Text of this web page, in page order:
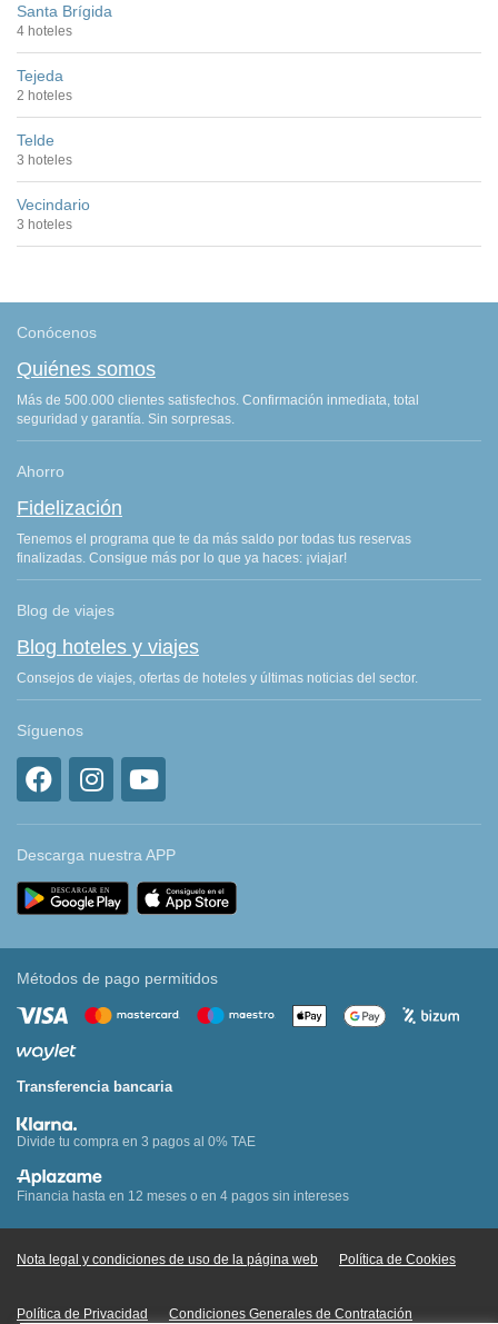
Santa Brígida
4 hoteles
Tejeda
2 hoteles
Telde
3 hoteles
Vecindario
3 hoteles
Conócenos
Quiénes somos
Más de 500.000 clientes satisfechos. Confirmación inmediata, total
seguridad y garantía. Sin sorpresas.
Ahorro
Fidelización
Tenemos el programa que te da más saldo por todas tus reservas
finalizadas. Consigue más por lo que ya haces: ¡viajar!
Blog de viajes
Blog hoteles y viajes
Consejos de viajes, ofertas de hoteles y últimas noticias del sector.
Síguenos
Descarga nuestra APP
Métodos de pago permitidos
Transferencia bancaria
Divide tu compra en 3 pagos al 0% TAE
Financia hasta en 12 meses o en 4 pagos sin intereses
Nota legal y condiciones de uso de la página web Política de Cookies
Política de Privacidad Condiciones Generales de Contratación